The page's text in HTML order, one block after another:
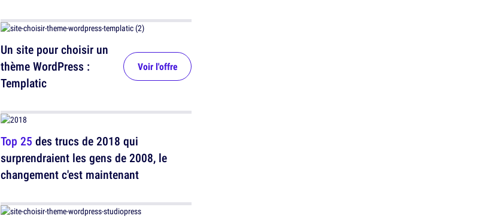
Un site pour choisir un
thème WordPress :
Templatic
Voir l'offre
Top 25 des trucs de 2018 qui
surprendraient les gens de 2008, le
changement c'est maintenant